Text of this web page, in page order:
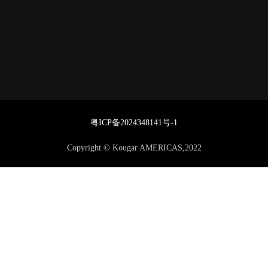
粤ICP备2024348141号-1
Copyright © Kougar AMERICAS,2022